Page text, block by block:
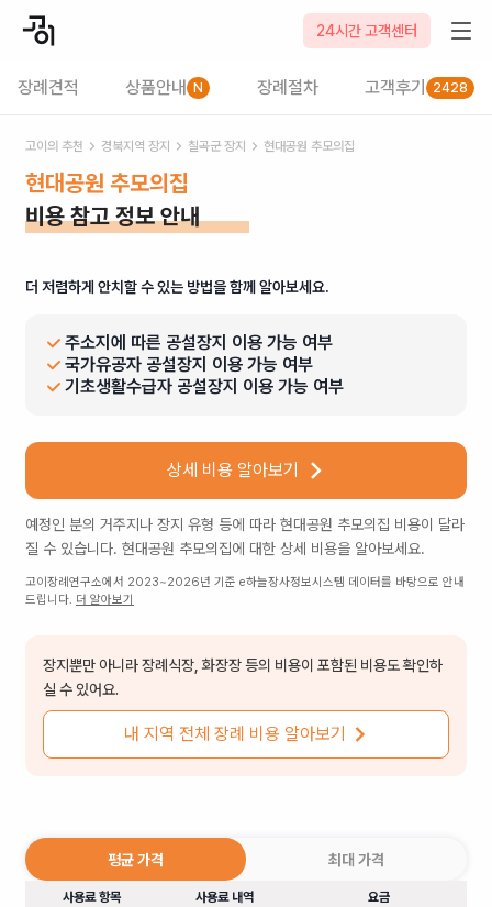
24시간 고객센터
장례견적 상품안내 N 장례절차 고객후기 2428
고이의 추천 경북지역 장지 칠곡군 장지 현대공원 추모의집
현대공원 추모의집
비용 참고 정보 안내
더 저렴하게 안치할 수 있는 방법을 함께 알아보세요.
주소지에 따른 공설장지 이용 가능 여부
국가유공자 공설장지 이용 가능 여부
기초생활수급자 공설장지 이용 가능 여부
상세 비용 알아보기
예정인 분의 거주지나 장지 유형 등에 따라 현대공원 추모의집 비용이 달라
질 수 있습니다. 현대공원 추모의집에 대한 상세 비용을 알아보세요.
고이장례연구소에서 2023~2026년 기준 e하늘장사정보시스템 데이터를 바탕으로 안내
드립니다. 더 알아보기
장지뿐만 아니라 장례식장, 화장장 등의 비용이 포함된 비용도 확인하
실 수 있어요.
내 지역 전체 장례 비용 알아보기
평균 가격 최대 가격
사용료 항목 사용료 내역 요금